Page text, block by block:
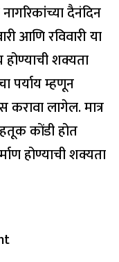
दैनंदिन
आणि रविवारी या
शक्यता
पर्याय म्हणून
करावा लागेल. मात्र
कोंडी होत
होण्याची शक्यता